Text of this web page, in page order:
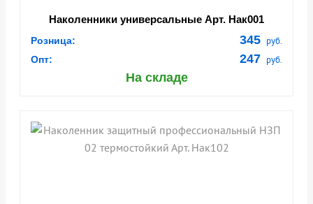
Наколенники универсальные Арт. Нак001
Розница: 345 руб.
Опт: 247 руб.
На складе